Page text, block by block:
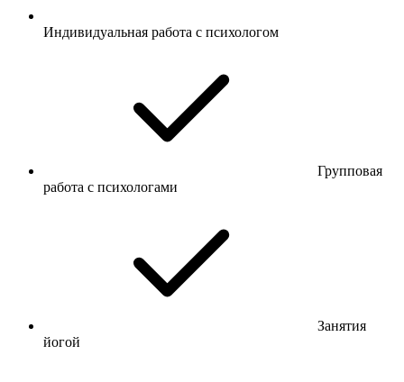
Индивидуальная работа с психологом
Групповая
работа с психологами
Занятия
йогой